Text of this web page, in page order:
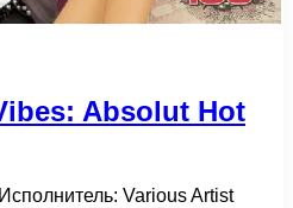
Absolut Hot
Various Artist